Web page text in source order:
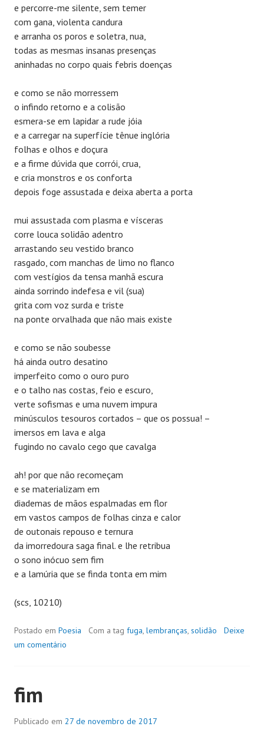
e percorre-me silente, sem temer
com gana, violenta candura
e arranha os poros e soletra, nua,
todas as mesmas insanas presenças
aninhadas no corpo quais febris doenças
e como se não morressem
o infindo retorno e a colisão
esmera-se em lapidar a rude jóia
e a carregar na superfície tênue inglória
folhas e olhos e doçura
e a firme dúvida que corrói, crua,
e cria monstros e os conforta
depois foge assustada e deixa aberta a porta
mui assustada com plasma e vísceras
corre louca solidão adentro
arrastando seu vestido branco
rasgado, com manchas de limo no flanco
com vestígios da tensa manhã escura
ainda sorrindo indefesa e vil (sua)
grita com voz surda e triste
na ponte orvalhada que não mais existe
e como se não soubesse
há ainda outro desatino
imperfeito como o ouro puro
e o talho nas costas, feio e escuro,
verte sofismas e uma nuvem impura
minúsculos tesouros cortados – que os possua! –
imersos em lava e alga
fugindo no cavalo cego que cavalga
ah! por que não recomeçam
e se materializam em
diademas de mãos espalmadas em flor
em vastos campos de folhas cinza e calor
de outonais repouso e ternura
da imorredoura saga final. e lhe retribua
o sono inócuo sem fim
e a lamúria que se finda tonta em mim
(scs, 10210)
Postado em Poesia Com a tag fuga, lembranças, solidão
Deixe
um comentário
fim
Publicado em 27 de novembro de 2017